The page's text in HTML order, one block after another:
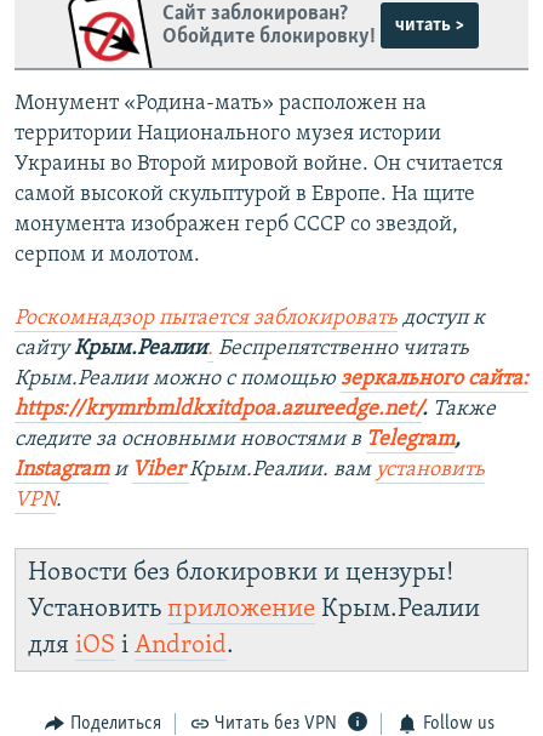
Сайт заблокирован?
Обойдите блокировку!
читать >
Монумент «Родина-мать» расположен на
территории Национального музея истории
Украины во Второй мировой войне. Он считается
самой высокой скульптурой в Европе. На щите
монумента изображен герб СССР со звездой,
серпом и молотом.
Роскомнадзор пытается заблокировать доступ к
сайтуКрым.Реалии. Беспрепятственно читать
Крым.Реалии можно с помощью зеркального сайта:
https://krymrbmldkxitdpoa.azureedge.net/. Также
следите за основными новостями в Telegram,
Instagramи ViberКрым.Реалии. вам установить
VPN.
Новости без блокировки и цензуры!
Установить приложение Крым.Реалии
для iOS і Android.
Поделиться Читать без VPN Follow us